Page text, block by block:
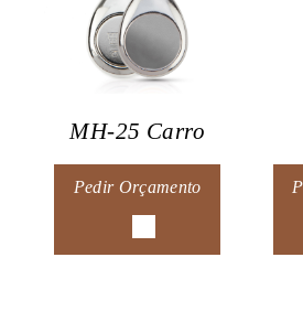
MH-25 Carro
Pedir Orçamento